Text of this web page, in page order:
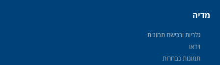
מדיה
גלריות ורכישת תמונות
וידאו
תמונות נבחרות